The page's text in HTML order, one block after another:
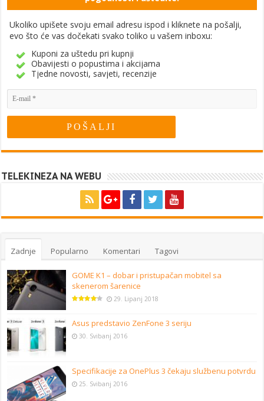
Ukoliko upišete svoju email adresu ispod i kliknete na pošalji,
evo što će vas dočekati svako toliko u vašem inboxu:
Kuponi za uštedu pri kupnji
Obavijesti o popustima i akcijama
Tjedne novosti, savjeti, recenzije
TELEKINEZA NA WEBU
Zadnje Popularno Komentari Tagovi
GOME K1 – dobar i pristupačan mobitel sa
skenerom šarenice
29. Lipanj 2018
Asus predstavio ZenFone 3 seriju
30. Svibanj 2016
Specifikacije za OnePlus 3 čekaju službenu potvrdu
25. Svibanj 2016